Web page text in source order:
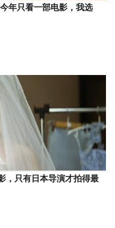
年只看一部电影，我选
，只有日本导演才拍得最